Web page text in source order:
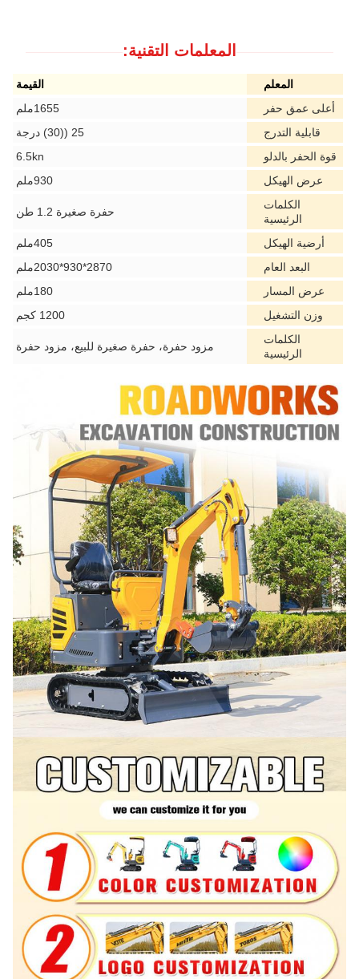
المعلمات التقنية:
المعلم
القيمة
أعلى عمق حفر
1655ملم
قابلية التدرج
25 ((30) درجة
قوة الحفر بالدلو
6.5kn
عرض الهيكل
930ملم
الكلمات
الرئيسية
حفرة صغيرة 1.2 طن
أرضية الهيكل
405ملم
البعد العام
2870*930*2030ملم
عرض المسار
180ملم
وزن التشغيل
1200 كجم
الكلمات
الرئيسية
مزود حفرة، حفرة صغيرة للبيع، مزود حفرة